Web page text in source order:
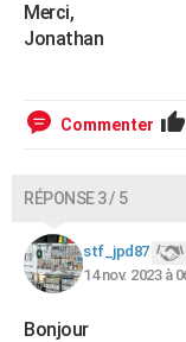
Merci,
Jonathan
Commenter
RÉPONSE 3 / 5
stf_jpd87
14 nov. 2023 à
Bonjour